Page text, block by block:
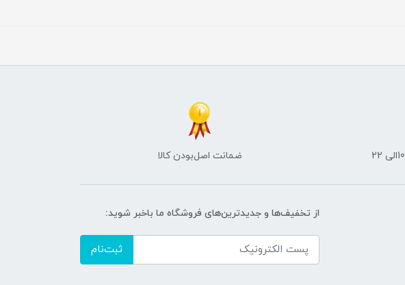
ضمانت اصل‌بودن کالا
از تخفیف‌ها و جدیدترین‌های فروشگاه ما باخبر شوید:
ثبت‌نام